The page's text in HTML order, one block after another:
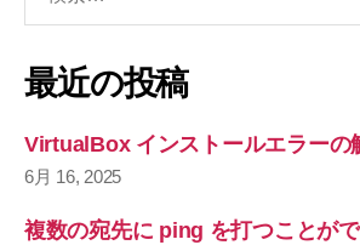
象
最近の投稿
VirtualBox インストールエラーの
6月 16, 2025
複数の宛先に ping を打つことが